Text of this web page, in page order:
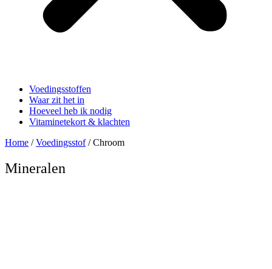
Voedingsstoffen
Waar zit het in
Hoeveel heb ik nodig
Vitaminetekort & klachten
Home /Voedingsstof/ Chroom
Mineralen